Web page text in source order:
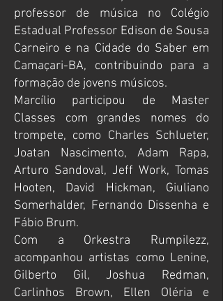
professor de música no Colégio
Estadual Professor Edison de Sousa
Carneiro e na Cidade do Saber em
Camaçari-BA, contribuindo para a
formação de jovens músicos.
Marcílio participou de Master
Classes com grandes nomes do
trompete, como Charles Schlueter,
Joatan Nascimento, Adam Rapa,
Arturo Sandoval, Jeff Work, Tomas
Hooten, David Hickman, Giuliano
Somerhalder, Fernando Dissenha e
Fábio Brum.
Com a Orkestra Rumpilezz,
acompanhou artistas como Lenine,
Gilberto Gil, Joshua Redman,
Carlinhos Brown, Ellen Oléria e